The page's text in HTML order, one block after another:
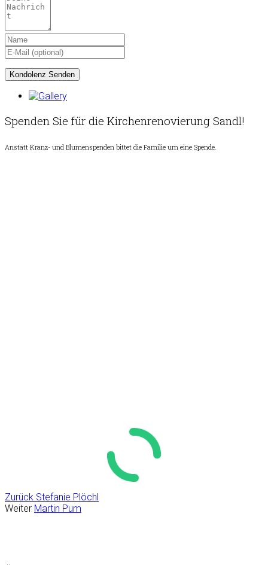
Spenden Sie für die Kirchenrenovierung Sandl!
Anstatt Kranz- und Blumenspenden bittet die Familie um eine Spende.
Zurück Stefanie Plöchl
Weiter Martin Pum